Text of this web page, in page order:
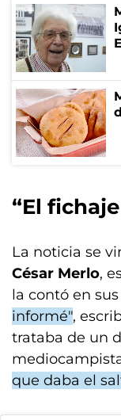
“El
La noticia se
César Merlo,
la contó en sus
informé",
trataba de un
que daba el